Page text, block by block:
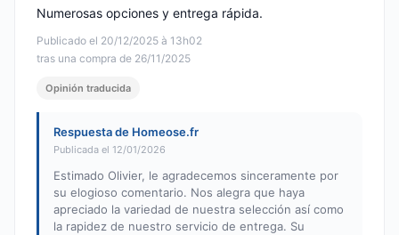
Publicado el 20/12/2025 à 13h02
tras una compra de 26/11/2025
Numerosas opciones y entrega rápida.
Opinión traducida
Respuesta de Homeose.fr
Publicada el 12/01/2026
Estimado Olivier, le agradecemos sinceramente por
su elogioso comentario. Nos alegra que haya
apreciado la variedad de nuestra selección así como
la rapidez de nuestro servicio de entrega. Su